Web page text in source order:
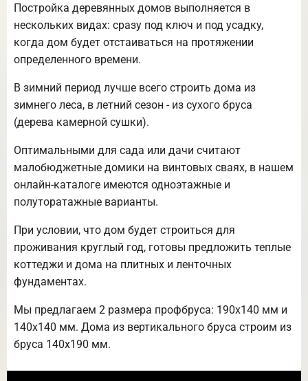
Постройка деревянных домов выполняется в
нескольких видах: сразу под ключ и под усадку,
когда дом будет отстаиваться на протяжении
определенного времени.
В зимний период лучше всего строить дома из
зимнего леса, в летний сезон - из сухого бруса
(дерева камерной сушки).
Оптимальными для сада или дачи считают
малобюджетные домики на винтовых сваях, в нашем
онлайн-каталоге имеются одноэтажные и
полуторатажные варианты.
При условии, что дом будет строиться для
проживания круглый год, готовы предложить теплые
коттеджи и дома на плитных и ленточных
фундаментах.
Мы предлагаем 2 размера профбруса: 190х140 мм и
140х140 мм. Дома из вертикального бруса строим из
бруса 140х190 мм.